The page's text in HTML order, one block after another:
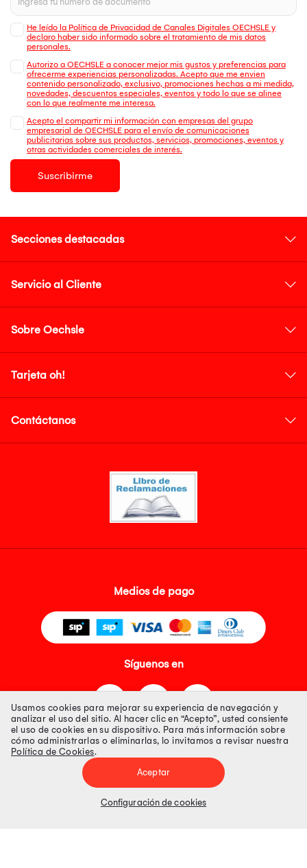
He leído la Política de Privacidad de Canales Digitales OECHSLE y
declaro haber sido informado sobre el tratamiento de mis datos
personales.
Autorizo a OECHSLE a conocer mejor mis gustos y preferencias para
ofrecerme experiencias personalizadas. Acepto que me envien
contenido personalizado, exclusivo, promociones hechas a mi medida,
novedades, descuentos especiales, eventos y todo lo que se alinee
con lo que realmente me interesa.
Acepto el compartir mi información con empresas del grupo
empresarial de OECHSLE para el envío de comunicaciones
publicitarias sobre sus productos, servicios, promociones, eventos y
otras actividades comerciales de interés.
Suscribirme
Secciones destacadas
Servicio al Cliente
Sobre Oechsle
Tarjeta oh!
Contáctanos
Medios de pago
Síguenos en
Tienda 100% Segura
Tiendas Peruanas S.A. R.U.C. Nº 20493020618. Todos los derechos
Precios disponibles solo en www.oechsle.pe. Precios online publicados
Usamos cookies para mejorar su experiencia de navegación y
analizar el uso del sitio. Al hacer clic en “Acepto”, usted consiente
el uso de cookies en su dispositivo. Para más información sobre
cómo administrarlas o eliminarlas, lo invitamos a revisar nuestra
Política de Cookies.
Aceptar
Configuración de cookies